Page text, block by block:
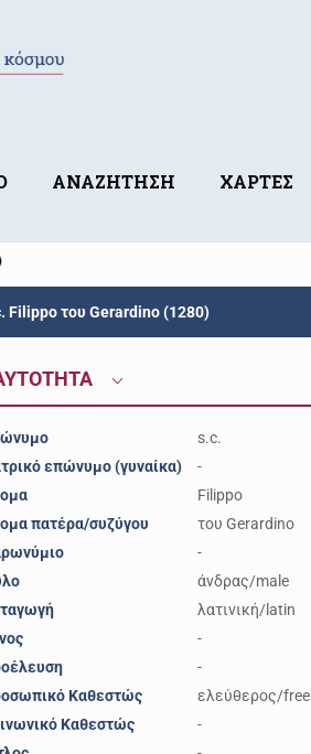
ΑΝΑΖΗΤΗΣΗ ΧΑΡΤΕΣ
Filippo του Gerardino (1280)
s.c.
επώνυμο (γυναίκα)
-
Filippo
πατέρα/συζύγου
του Gerardino
-
άνδρας/male
λατινική/latin
-
-
Καθεστώς
ελεύθερος/free
Καθεστώς
-